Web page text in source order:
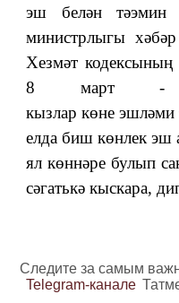
эш белән тәэмин
министрлыгы
Хезмәт кодексының
8 март -
кызлар көне эшләми
елда биш көнлек эш
ял көннәре булып
сәгатькә кыскара,
Следите за самым
Telegram-канале